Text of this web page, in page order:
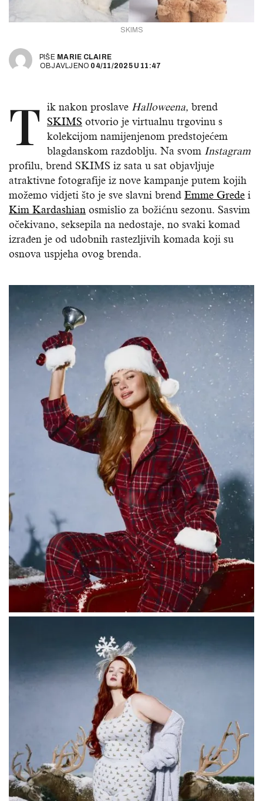
SKIMS
PIŠE MARIE CLAIRE
OBJAVLJENO 04/11/2025 U 11:47
T ik nakon proslave Halloweena, brend
SKIMS otvorio je virtualnu trgovinu s
kolekcijom namijenjenom predstojećem
blagdanskom razdoblju. Na svom Instagram
profilu, brend SKIMS iz sata u sat objavljuje
atraktivne fotografije iz nove kampanje putem kojih
možemo vidjeti što je sve slavni brend Emme Grede i
Kim Kardashian osmislio za božićnu sezonu. Sasvim
očekivano, seksepila na nedostaje, no svaki komad
izrađen je od udobnih rastezljivih komada koji su
osnova uspjeha ovog brenda.